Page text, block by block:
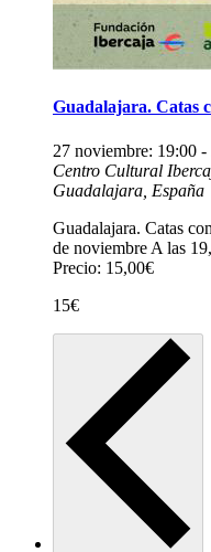
Guadalajara. Catas
27 noviembre: 19:00 -
Centro Cultural
Guadalajara, España
Guadalajara. Catas
de noviembre A las
Precio: 15,00€
15€